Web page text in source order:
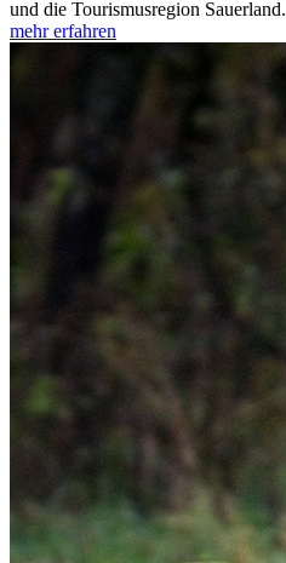
und die Tourismusregion Sauerland.
mehr erfahren